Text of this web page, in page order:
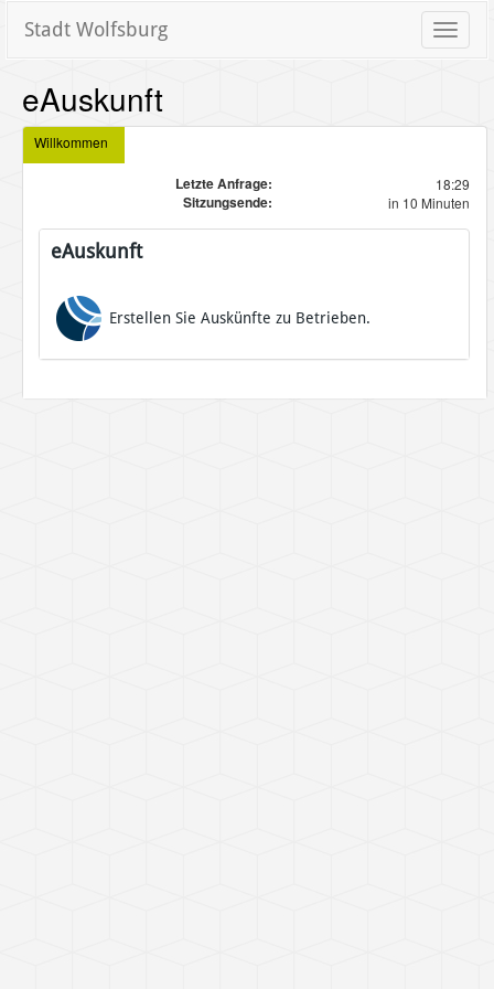
Toggle
Stadt Wolfsburg
eAuskunft
Willkommen
Letzte Anfrage: 18:29
Sitzungsende: in 10 Minuten
eAuskunft
Erstellen Sie Auskünfte zu Betrieben.